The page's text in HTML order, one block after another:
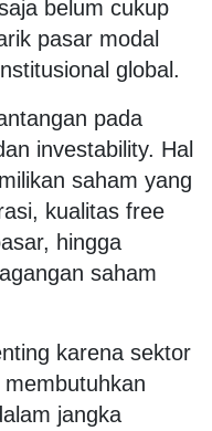
belum cukup
pasar modal
global.
pada
investability. Hal
saham yang
kualitas free
hingga
saham
karena sektor
jangka